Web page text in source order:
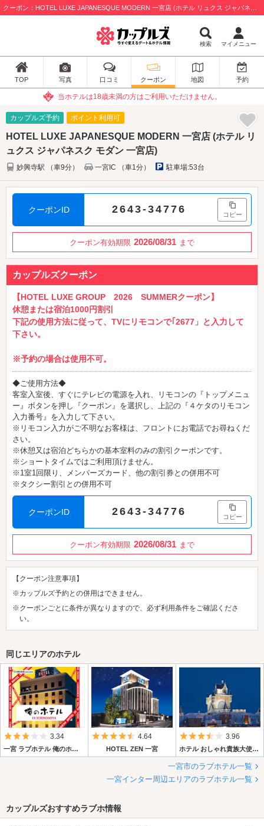
検索 マイメニュー
TOP 写真 口コミ クーポン 地図 予約
当ホテルは18歳未満の方はご利用いただけません。
カップルズ予約 ポイント利用可
HOTEL LUXE JAPANESQUE MODERN 一宮店 (ホテル リ
ュクス ジャパネスク モダン 一宮店)
妙興寺駅 （車9分） 一宮IC （車1分） 駐車場:53台
クーポンID 2643-34776 コピー
クーポン有効期限 2026/08/31 まで
カップルズクーポン
【HOTEL LUXE GROUP 2026 SUMMERクーポン】
休憩または宿泊1000円割引
下記の使用方法に従って、TVにリモコンで｢2677」と入力して
下さい。
※予約の場合は使用不可。
◆ご使用方法◆
客室入室後、すぐにテレビの電源を入れ、リモコンの『トップメニュ
ー』ボタンを押し『クーポン』を選択し、上記の『４ケタのリモコン
入力番号』を入力して下さい。
※リモコン入力がご不明なお客様は、フロントにお電話でお尋ねくだ
さい。
※休憩又は宿泊どちらかの基本室料のみの割引クーポンです。
※ショートタイムではご利用頂けません。
※1室1回限り、メンバーズカード、他の割引券との併用不可
※タクシー割引との併用不可
クーポンID 2643-34776 コピー
クーポン有効期限 2026/08/31 まで
【クーポン注意事項】
※カップルズ予約との併用はできません。
※クーポンごとに条件が異なりますので、必ず利用条件をご確認くださ
い。
同じエリアのホテル
5つ星のうち3
3.34
一宮 ラブホテル 俺のホテル 一宮店
5つ星のうち4.5
4.64
HOTEL ZEN 一宮
5つ星のうち
3.96
ホテル おしゃれ貴族大使館一宮店
一宮市のラブホテル一覧
一宮インター周辺エリアのラブホテル一覧
カップルズおすすめラブホ情報